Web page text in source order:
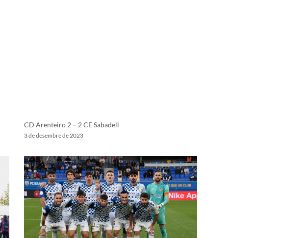
CD Arenteiro 2 – 2 CE Sabadell
3 de desembre de 2023